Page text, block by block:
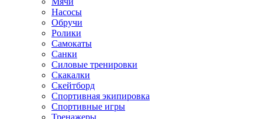
Насосы
Обручи
Ролики
Самокаты
Санки
Силовые тренировки
Скакалки
Скейтборд
Спортивная экипировка
Спортивные игры
Тренажеры